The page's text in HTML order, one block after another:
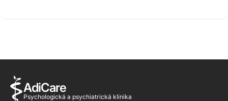
AdiCare
Psychologická a psychiatrická klinika